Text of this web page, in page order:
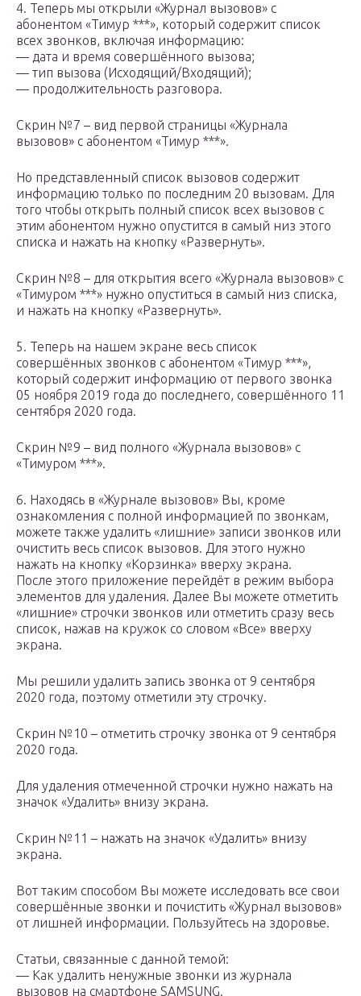
4. Теперь мы открыли «Журнал вызовов» с
абонентом «Тимур ***», который содержит список
всех звонков, включая информацию:
— дата и время совершённого вызова;
— тип вызова (Исходящий/Входящий);
— продолжительность разговора.
Скрин №7 – вид первой страницы «Журнала
вызовов» с абонентом «Тимур ***».
Но представленный список вызовов содержит
информацию только по последним 20 вызовам. Для
того чтобы открыть полный список всех вызовов с
этим абонентом нужно опустится в самый низ этого
списка и нажать на кнопку «Развернуть».
Скрин №8 – для открытия всего «Журнала вызовов» с
«Тимуром ***» нужно опуститься в самый низ списка,
и нажать на кнопку «Развернуть».
5. Теперь на нашем экране весь список
совершённых звонков с абонентом «Тимур ***»,
который содержит информацию от первого звонка
05 ноября 2019 года до последнего, совершённого 11
сентября 2020 года.
Скрин №9 – вид полного «Журнала вызовов» с
«Тимуром ***».
6. Находясь в «Журнале вызовов» Вы, кроме
ознакомления с полной информацией по звонкам,
можете также удалить «лишние» записи звонков или
очистить весь список вызовов. Для этого нужно
нажать на кнопку «Корзинка» вверху экрана.
После этого приложение перейдёт в режим выбора
элементов для удаления. Далее Вы можете отметить
«лишние» строчки звонков или отметить сразу весь
список, нажав на кружок со словом «Все» вверху
экрана.
Мы решили удалить запись звонка от 9 сентября
2020 года, поэтому отметили эту строчку.
Скрин №10 – отметить строчку звонка от 9 сентября
2020 года.
Для удаления отмеченной строчки нужно нажать на
значок «Удалить» внизу экрана.
Скрин №11 – нажать на значок «Удалить» внизу
экрана.
Вот таким способом Вы можете исследовать все свои
совершённые звонки и почистить «Журнал вызовов»
от лишней информации. Пользуйтесь на здоровье.
Статьи, связанные с данной темой:
— Как удалить ненужные звонки из журнала
вызовов на смартфоне SAMSUNG.